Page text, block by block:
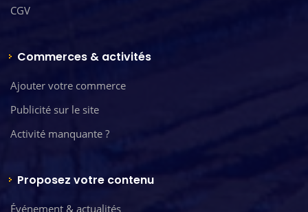
CGV
Commerces & activités
Ajouter votre commerce
Publicité sur le site
Activité manquante ?
Proposez votre contenu
Événement & actualités